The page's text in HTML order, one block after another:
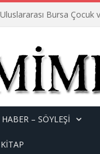
Bursa
HABER – SÖYLEŞI